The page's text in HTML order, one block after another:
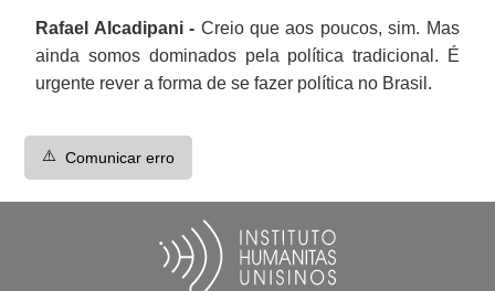
Rafael Alcadipani - Creio que aos poucos, sim. Mas
ainda somos dominados pela política tradicional. É
urgente rever a forma de se fazer política no Brasil.
⚠️ Comunicar erro